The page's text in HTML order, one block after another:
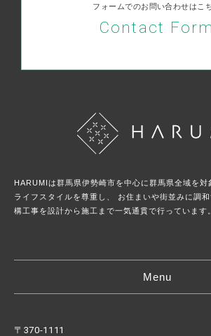
フォームでのお問い合わせはこ
Contact Form
HARUMIは群馬県伊勢崎市を中心に群馬県全域を対
ライフスタイルを尊重し、
お住まいや街並みに調
構工事を設計から施工まで一気通貫で行っています。
Menu
〒370-1111